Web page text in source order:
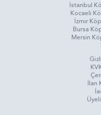
İstanbul
Kocaeli
İzmir
Bursa
Mersin
İlan